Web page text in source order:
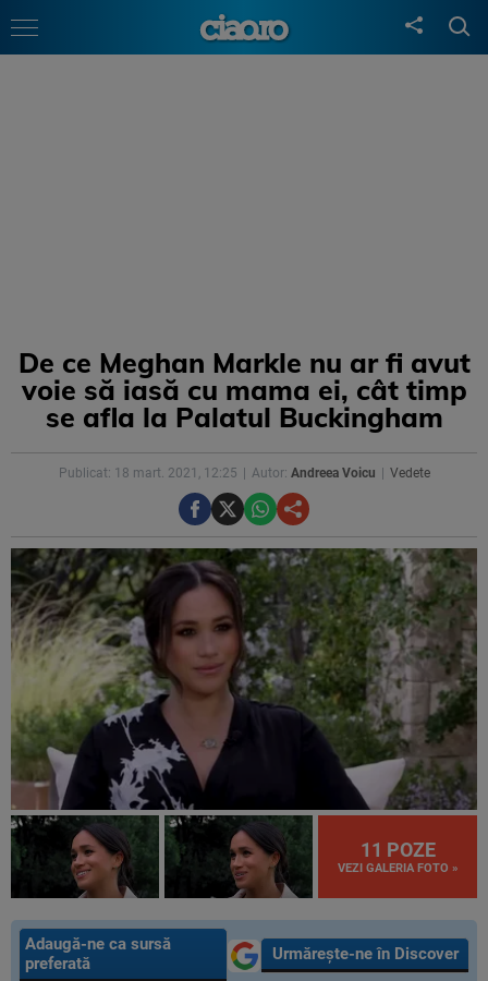
De ce Meghan Markle nu ar fi avut
voie să iasă cu mama ei, cât timp
se afla la Palatul Buckingham
Publicat: 18 mart. 2021, 12:25 Autor: Andreea Voicu Vedete
11 POZE
VEZI GALERIA FOTO »
Adaugă-ne ca sursă
preferată
Urmărește-ne în Discover